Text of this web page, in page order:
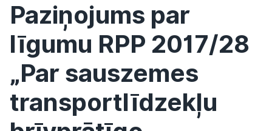
Paziņojums par
līgumu RPP 2017/28
„Par sauszemes
transportlīdzekļu